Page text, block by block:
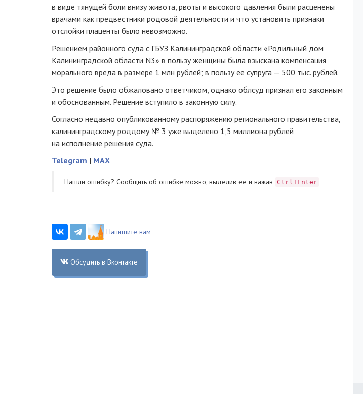
в виде тянущей боли внизу живота, рвоты и высокого давления были расценены
врачами как предвестники родовой деятельности и что установить признаки
отслойки плаценты было невозможно.
Решением районного суда с ГБУЗ Калининградской области «Родильный дом
Калининградской области N3» в пользу женщины была взыскана компенсация
морального вреда в размере 1 млн рублей; в пользу ее супруга — 500 тыс. рублей.
Это решение было обжаловано ответчиком, однако облсуд признал его законным
и обоснованным. Решение вступило в законную силу.
Согласно недавно опубликованному распоряжению регионального правительства,
калининградскому роддому № 3 уже выделено 1,5 миллиона рублей
на исполнение решения суда.
Telegram | MAX
Нашли ошибку? Cообщить об ошибке можно, выделив ее и нажав Ctrl+Enter
Напишите нам
Обсудить в Вконтакте